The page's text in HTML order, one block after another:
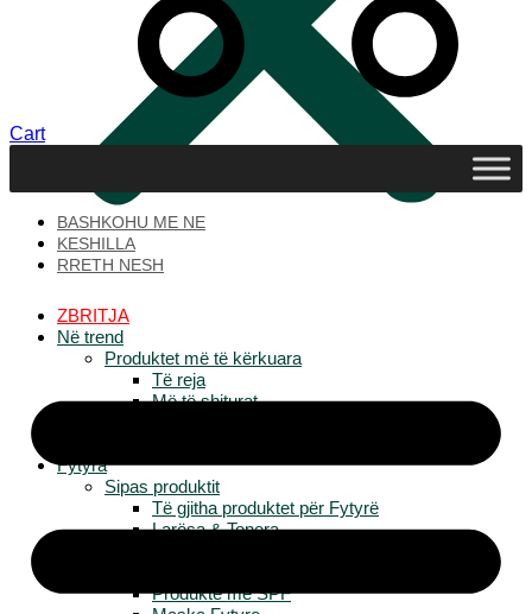
ZBRITJA
Në trend
Produktet më të kërkuara
Të reja
Më të shiturat
Fytyra
Sipas produktit
Të gjitha produktet për Fytyrë
Larësa & Tonera
Produkte me SPF
Cart
BASHKOHU ME NE
KESHILLA
RRETH NESH